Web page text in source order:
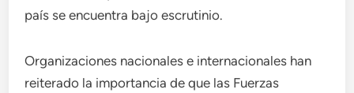
país se encuentra bajo escrutinio.
Organizaciones nacionales e internacionales han
reiterado la importancia de que las Fuerzas